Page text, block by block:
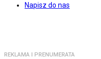
Napisz do nas
REKLAMA I PRENUMERATA